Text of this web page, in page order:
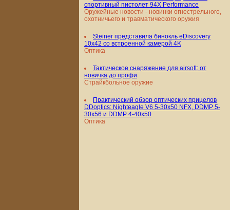
спортивный пистолет 94X Performance
Оружейные новости - новинки огнестрельного,
охотничьего и травматического оружия
Steiner представила бинокль eDiscovery
10x42 со встроенной камерой 4K
Оптика
Тактическое снаряжение для airsoft: от
новичка до профи
Страйкбольное оружие
Практический обзор оптических прицелов
DDoptics: Nighteagle V6 5-30x50 NFX, DDMP 5-
30x56 и DDMP 4-40x50
Оптика